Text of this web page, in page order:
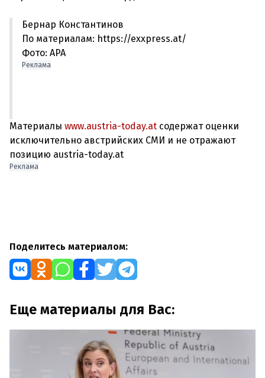
Бернар Константинов
По материалам: https://exxpress.at/
Фото: APA
Реклама
Материалы www.austria-today.at содержат оценки
исключительно австрийских СМИ и не отражают
позицию austria-today.at
Реклама
Поделитесь материалом:
Еще материалы для Вас: